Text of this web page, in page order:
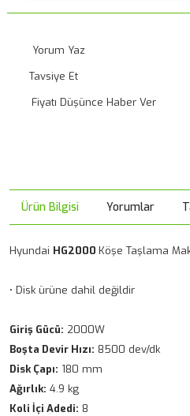
Yorum Yaz
Tavsiye Et
Fiyatı Düşünce Haber Ver
Ürün Bilgisi Yorumlar
Hyundai HG2000 Köşe Taşlama
• Disk ürüne dahil değildir
Giriş Gücü: 2000W
Boşta Devir Hızı: 8500 dev/dk
Disk Çapı: 180 mm
Ağırlık: 4.9 kg
Koli İçi Adedi: 8